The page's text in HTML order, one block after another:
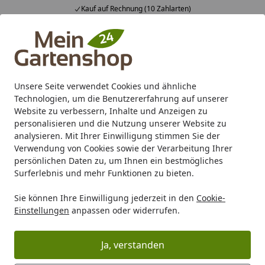
Unsere Seite verwendet Cookies und ähnliche
Technologien, um die Benutzererfahrung auf unserer
Website zu verbessern, Inhalte und Anzeigen zu
personalisieren und die Nutzung unserer Website zu
analysieren. Mit Ihrer Einwilligung stimmen Sie der
Verwendung von Cookies sowie der Verarbeitung Ihrer
persönlichen Daten zu, um Ihnen ein bestmögliches
Surferlebnis und mehr Funktionen zu bieten.
Sie können Ihre Einwilligung jederzeit in den Cookie-
Einstellungen anpassen oder widerrufen.
Ja, verstanden
Fachberatung & individuelle Angebote
Alle Produkte
Mein Konto
Suchen
Karibu Pools inkl. gratis Sandfilteranlage & Pool-
Starterset (Gesamtwert bis 468,99€)
Startseite
Marken Skan Holz Skan Holz Carports
Skan Holz Carports
Ihre Artikelübersicht